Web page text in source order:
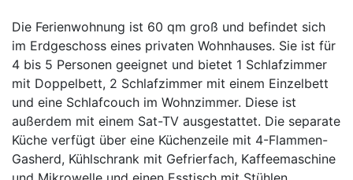
Die Ferienwohnung ist 60 qm groß und befindet sich
im Erdgeschoss eines privaten Wohnhauses. Sie ist für
4 bis 5 Personen geeignet und bietet 1 Schlafzimmer
mit Doppelbett, 2 Schlafzimmer mit einem Einzelbett
und eine Schlafcouch im Wohnzimmer. Diese ist
außerdem mit einem Sat-TV ausgestattet. Die separate
Küche verfügt über eine Küchenzeile mit 4-Flammen-
Gasherd, Kühlschrank mit Gefrierfach, Kaffeemaschine